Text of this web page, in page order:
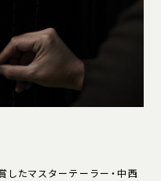
たマスターテーラー・中西